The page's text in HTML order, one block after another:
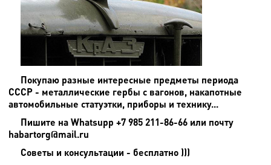
Покупаю разные интересные предметы периода
СССР - металлические гербы с вагонов, накапотные
автомобильные статуэтки, приборы и технику...
Пишите на Whatsupp +7 985 211-86-66 или почту
habartorg@mail.ru
Советы и консультации - бесплатно )))